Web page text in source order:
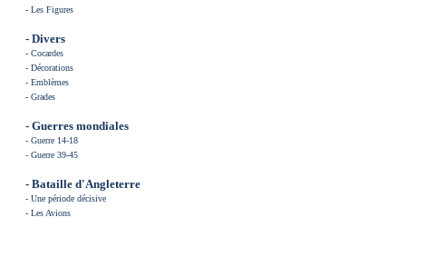
- Les Figures
- Divers
- Cocardes
- Décorations
- Emblèmes
- Grades
- Guerres mondiales
- Guerre 14-18
- Guerre 39-45
- Bataille d'Angleterre
- Une période décisive
- Les Avions